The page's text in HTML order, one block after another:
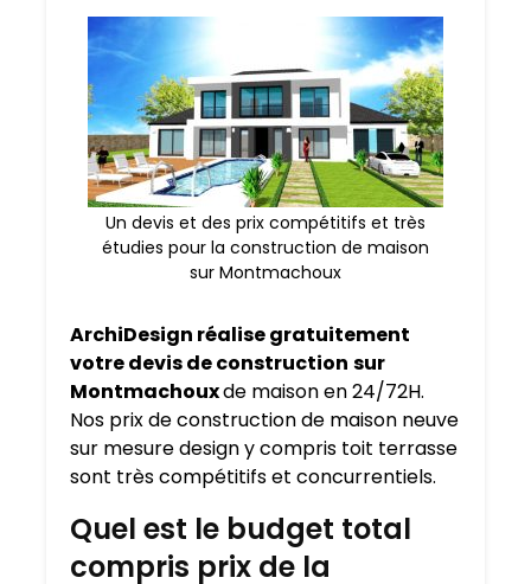
Un devis et des prix compétitifs et très
étudies pour la construction de maison
sur Montmachoux
ArchiDesign réalise gratuitement
votre devis de construction sur
Montmachouxde maison en 24/72H.
Nos prix de construction de maison neuve
sur mesure design y compris toit terrasse
sont très compétitifs et concurrentiels.
Quel est le budget total
compris prix de la